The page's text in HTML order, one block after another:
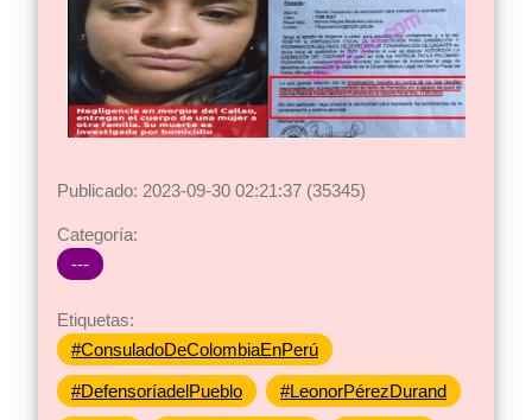
Publicado: 2023-09-30 02:21:37 (35345)
Categoría:
---
Etiquetas:
#ConsuladoDeColombiaEnPerú
#DefensoríadelPueblo #LeonorPérezDurand